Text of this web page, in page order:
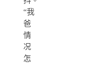
“我
爸
情
况
怎